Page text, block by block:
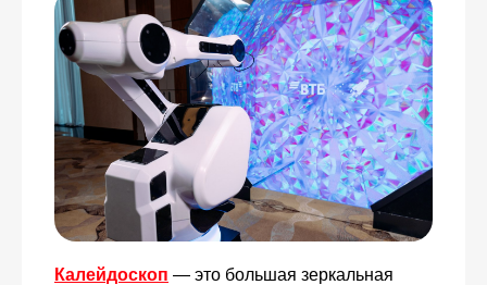
Калейдоскоп — это большая зеркальная